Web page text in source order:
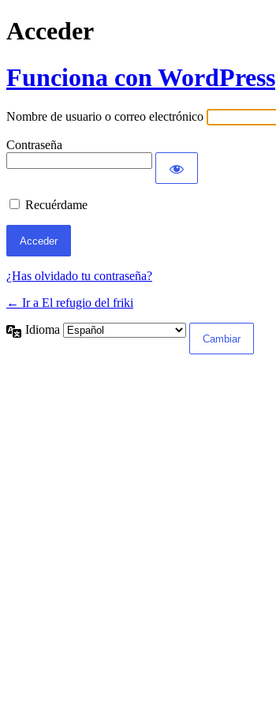
Acceder
Funciona con WordPress
Nombre de usuario o correo electrónico
Contraseña
Recuérdame
¿Has olvidado tu contraseña?
← Ir a El refugio del friki
Idioma